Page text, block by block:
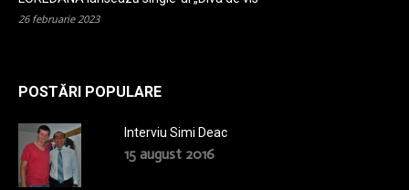
26 februarie 2023
POSTĂRI POPULARE
Interviu Simi Deac
15 august 2016